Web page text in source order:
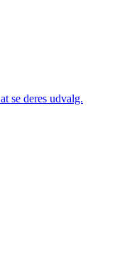
se deres udvalg.